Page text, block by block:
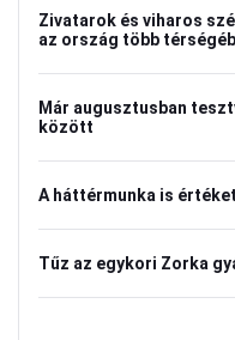
Zivatarok és viharos
az ország több
Már augusztusban
között
A háttérmunka is
Tűz az egykori Zorka